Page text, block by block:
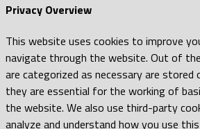
Privacy Overview
This website uses cookies to improve
navigate through the website. Out of
are categorized as necessary are stored
they are essential for the working of
the website. We also use third-party
analyze and understand how you use